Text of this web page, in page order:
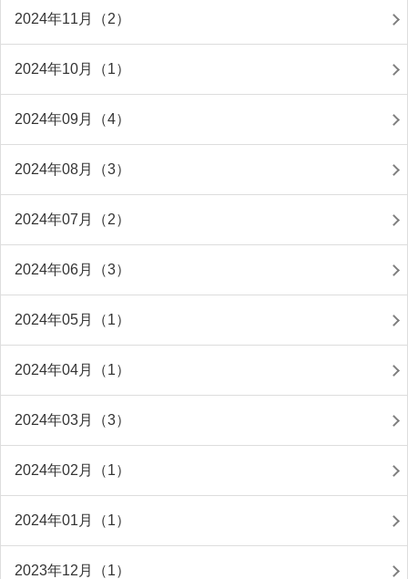
2024年11月（2）
2024年10月（1）
2024年09月（4）
2024年08月（3）
2024年07月（2）
2024年06月（3）
2024年05月（1）
2024年04月（1）
2024年03月（3）
2024年02月（1）
2024年01月（1）
2023年12月（1）